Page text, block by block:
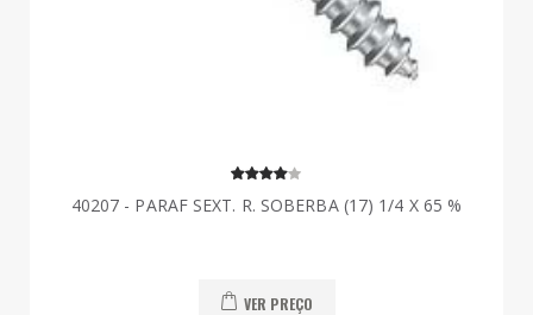
40207 - PARAF SEXT. R. SOBERBA (17) 1/4 X 65 %
VER PREÇO